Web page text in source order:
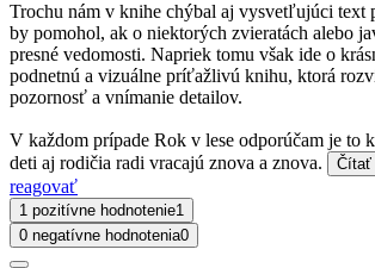
Trochu nám v knihe chýbal aj vysvetľujúci text
by pomohol, ak o niektorých zvieratách alebo
presné vedomosti. Napriek tomu však ide o
podnetnú a vizuálne príťažlivú knihu, ktorá
pozornosť a vnímanie detailov.
V každom prípade Rok v lese odporúčam je to
deti aj rodičia radi vracajú znova a znova.
Čítať
reagovať
1 pozitívne hodnotenie1
0 negatívne hodnotenia0